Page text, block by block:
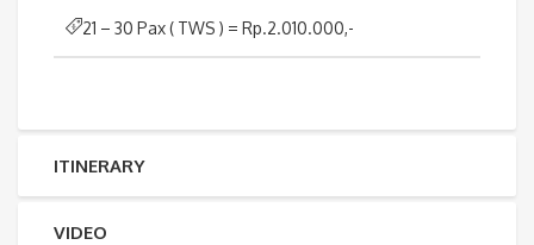
21 – 30 Pax ( TWS ) = Rp.2.010.000,-
ITINERARY
VIDEO